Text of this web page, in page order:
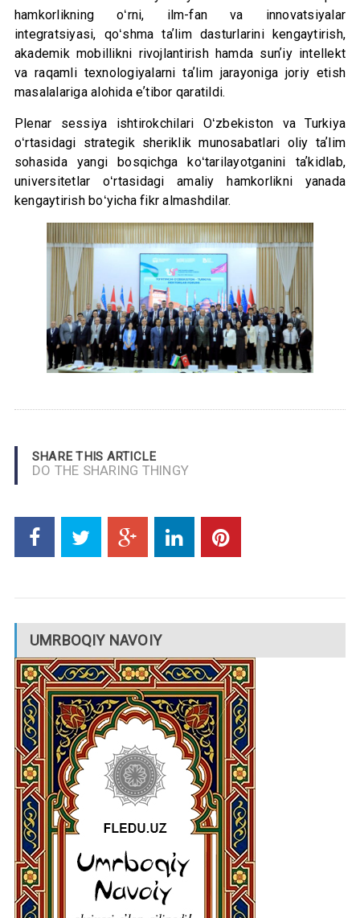
hamkorlikning oʻrni, ilm-fan va innovatsiyalar
integratsiyasi, qoʻshma taʼlim dasturlarini kengaytirish,
akademik mobillikni rivojlantirish hamda sunʼiy intellekt
va raqamli texnologiyalarni taʼlim jarayoniga joriy etish
masalalariga alohida eʼtibor qaratildi.
Plenar sessiya ishtirokchilari Oʻzbekiston va Turkiya
oʻrtasidagi strategik sheriklik munosabatlari oliy taʼlim
sohasida yangi bosqichga koʻtarilayotganini taʼkidlab,
universitetlar oʻrtasidagi amaliy hamkorlikni yanada
kengaytirish boʻyicha fikr almashdilar.
SHARE THIS ARTICLE
DO THE SHARING THINGY
UMRBOQIY NAVOIY